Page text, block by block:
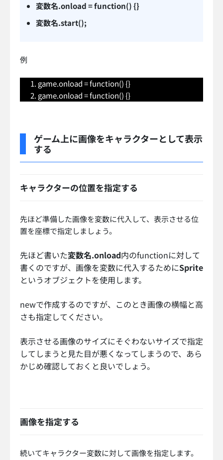
変数名.onload = function() {}
変数名.start();
例
game.onload = function() {}
game.onload = function() {}
ゲーム上に画像をキャラクターとして表示
する
キャラクターの位置を指定する
先ほど準備した画像を変数に代入して、表示させる位
置を座標で指定しましょう。
先ほど書いた変数名.onload内のfunctionに対して
書くのですが、画像を変数に代入するためにSprite
というオブジェクトを使用します。
newで作成するのですが、このとき画像の横幅と高
さも指定してください。
表示させる画像のサイズにそぐわないサイズで指定
してしまうと見た目が悪くなってしまうので、あら
かじめ確認しておくと良いでしょう。
画像を指定する
続いてキャラクター変数に対して画像を指定します。